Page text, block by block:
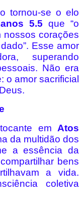
tornou-se o elo
5.5 que “o
nossos corações
Esse amor
superando
Não era
o amor sacrificial
em Atos
da multidão dos
a essência da
bens
a vida.
coletiva